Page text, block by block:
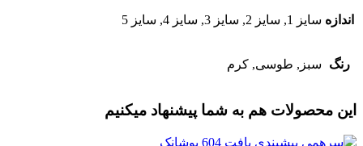
اندازه سایز 1, سایز 2, سایز 3, سایز 4, سایز 5
رنگ سبز, طوسی, کرم
این محصولات هم به شما پیشنهاد میکنیم